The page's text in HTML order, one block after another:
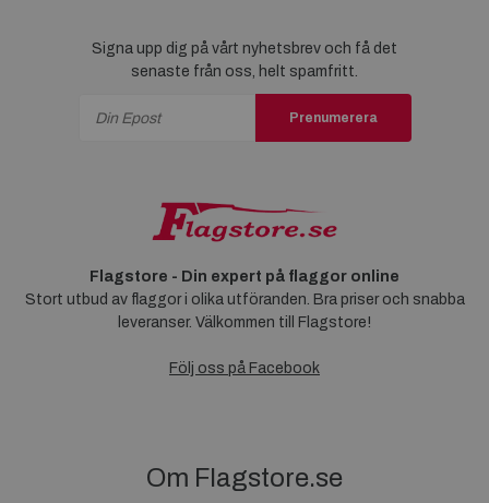
Signa upp dig på vårt nyhetsbrev och få det
senaste från oss, helt spamfritt.
Prenumerera
Flagstore - Din expert på flaggor online
Stort utbud av flaggor i olika utföranden. Bra priser och snabba
leveranser. Välkommen till Flagstore!
Följ oss på Facebook
Om Flagstore.se